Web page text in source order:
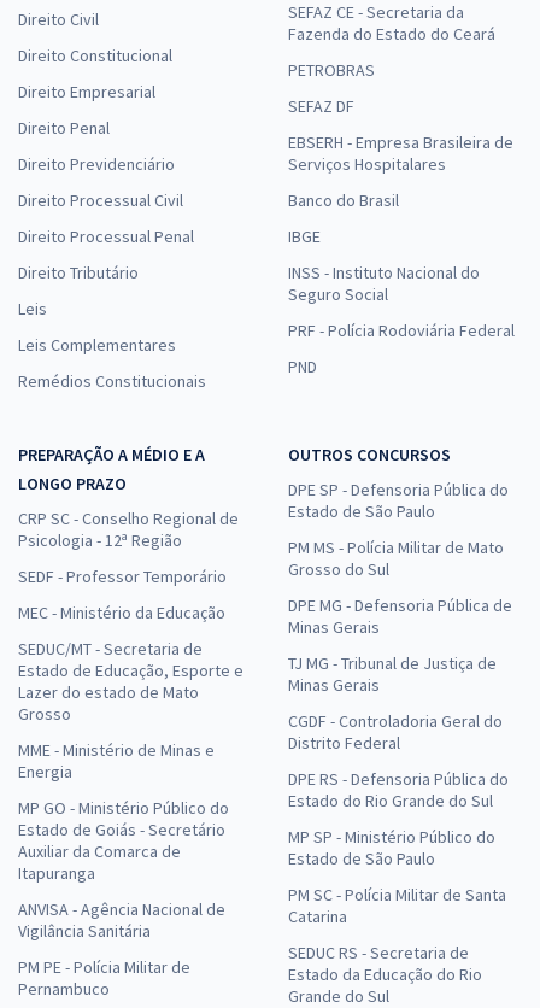
Direito Civil
Direito Constitucional
Direito Empresarial
Direito Penal
Direito Previdenciário
Direito Processual Civil
Direito Processual Penal
Direito Tributário
Leis
Leis Complementares
Remédios Constitucionais
SEFAZ CE - Secretaria da
Fazenda do Estado do Ceará
PETROBRAS
SEFAZ DF
EBSERH - Empresa Brasileira de
Serviços Hospitalares
Banco do Brasil
IBGE
INSS - Instituto Nacional do
Seguro Social
PRF - Polícia Rodoviária Federal
PND
PREPARAÇÃO A MÉDIO E A
LONGO PRAZO
CRP SC - Conselho Regional de
Psicologia - 12ª Região
SEDF - Professor Temporário
MEC - Ministério da Educação
SEDUC/MT - Secretaria de
Estado de Educação, Esporte e
Lazer do estado de Mato
Grosso
MME - Ministério de Minas e
Energia
MP GO - Ministério Público do
Estado de Goiás - Secretário
Auxiliar da Comarca de
Itapuranga
ANVISA - Agência Nacional de
Vigilância Sanitária
PM PE - Polícia Militar de
Pernambuco
OUTROS CONCURSOS
DPE SP - Defensoria Pública do
Estado de São Paulo
PM MS - Polícia Militar de Mato
Grosso do Sul
DPE MG - Defensoria Pública de
Minas Gerais
TJ MG - Tribunal de Justiça de
Minas Gerais
CGDF - Controladoria Geral do
Distrito Federal
DPE RS - Defensoria Pública do
Estado do Rio Grande do Sul
MP SP - Ministério Público do
Estado de São Paulo
PM SC - Polícia Militar de Santa
Catarina
SEDUC RS - Secretaria de
Estado da Educação do Rio
Grande do Sul